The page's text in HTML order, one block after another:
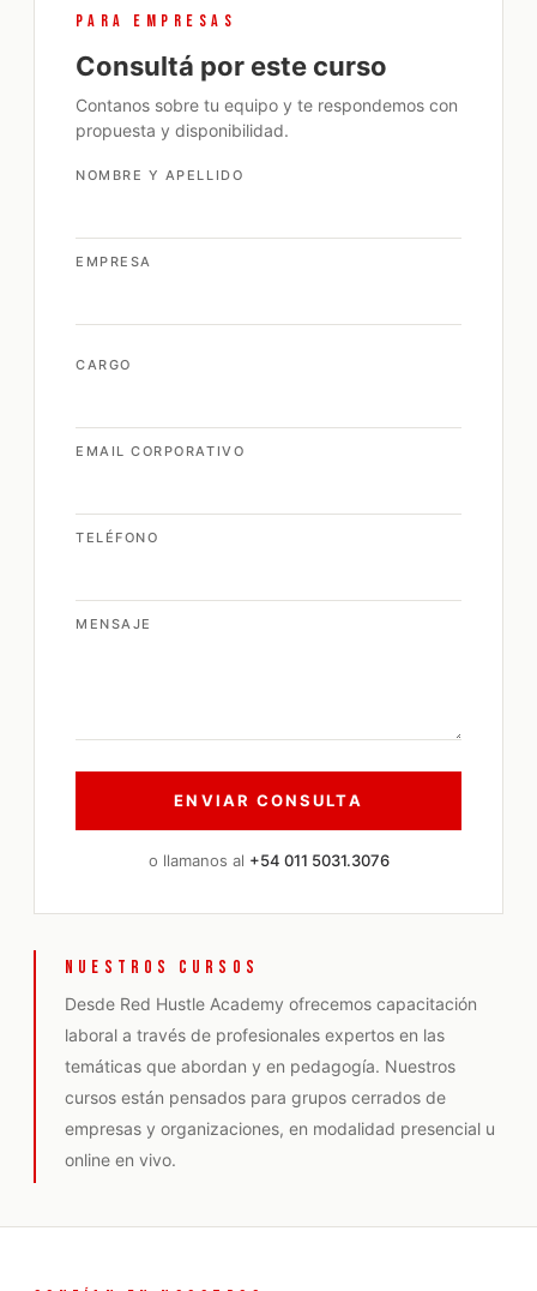
PARA EMPRESAS
Consultá por este curso
Contanos sobre tu equipo y te respondemos con
propuesta y disponibilidad.
NOMBRE Y APELLIDO
EMPRESA
CARGO
EMAIL CORPORATIVO
TELÉFONO
MENSAJE
o llamanos al +54 011 5031.3076
NUESTROS CURSOS
Desde Red Hustle Academy ofrecemos capacitación
laboral a través de profesionales expertos en las
temáticas que abordan y en pedagogía. Nuestros
cursos están pensados para grupos cerrados de
empresas y organizaciones, en modalidad presencial u
online en vivo.